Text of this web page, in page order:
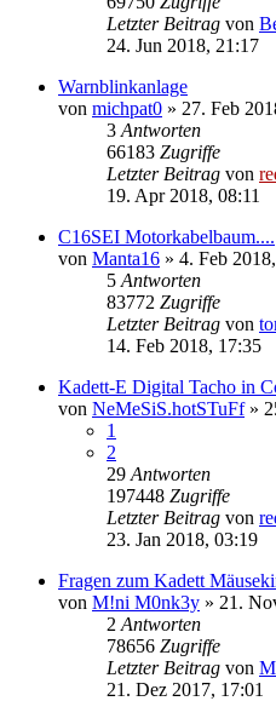
Letzter Beitrag von
24. Jun 2018, 21:17
Warnblinkanlage
von michpat0 » 27. Feb
3 Antworten
66183 Zugriffe
Letzter Beitrag von
19. Apr 2018, 08:11
C16SEI Motorkabelbaum....
von Manta16 » 4. Feb
5 Antworten
83772 Zugriffe
Letzter Beitrag von
14. Feb 2018, 17:35
Kadett-E Digital Tacho in
von NeMeSiS.hotSTuFf»
1
2
29 Antworten
197448 Zugriffe
Letzter Beitrag von
23. Jan 2018, 03:19
Fragen zum Kadett
von M!ni M0nk3y » 21.
2 Antworten
78656 Zugriffe
Letzter Beitrag von
21. Dez 2017, 17:01